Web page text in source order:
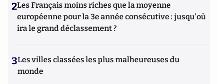
2Les Français moins riches que la moyenne
européenne pour la 3e année consécutive : jusqu'où
ira le grand déclassement ?
3Les villes classées les plus malheureuses du
monde